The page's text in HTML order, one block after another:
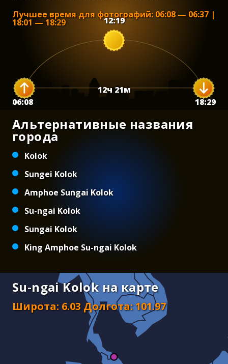
Лучшее время для фотографий: 06:08 — 06:37 |
18:01 — 18:29
06:08 18:29
12:19
12ч21м
Альтернативные названия
города
Kolok
Sungei Kolok
Amphoe Sungai Kolok
Su-ngai Kolok
Sungai Kolok
King Amphoe Su-ngai Kolok
Su-ngai Kolok на карте
Широта: 6.03 Долгота:101.97